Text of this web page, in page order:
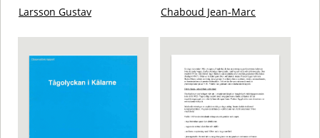
Larsson Gustav Chaboud Jean-Marc